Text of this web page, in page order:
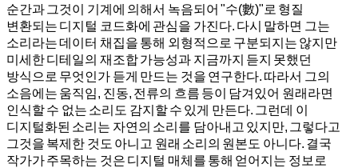
순간과 그것이 기계에 의해서 녹음되어 "수(數)"로 형질
변환되는 디지털 코드화에 관심을 가진다. 다시 말하면 그는
소리라는 데이터 채집을 통해 외형적으로 구분되지는 않지만
미세한 디테일의 재조합 가능성과 지금까지 듣지 못했던
방식으로 무엇인가 듣게 만드는 것을 연구한다. 따라서 그의
소음에는 움직임, 진동, 전류의 흐름 등이 담겨있어 원래라면
인식할 수 없는 소리도 감지할 수 있게 만든다. 그런데 이
디지털화된 소리는 자연의 소리를 담아내고 있지만, 그렇다고
그것을 복제한 것도 아니고 원래 소리의 원본도 아니다. 결국
작가가 주목하는 것은 디지털 매체를 통해 얻어지는 정보로